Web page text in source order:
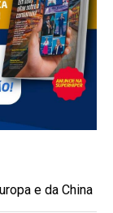
e da China